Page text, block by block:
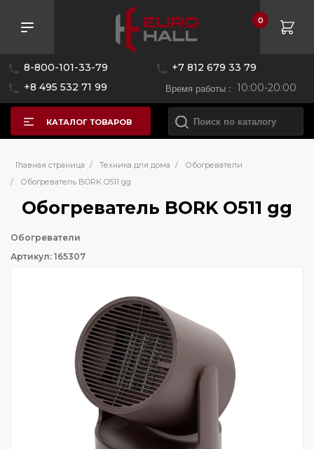
8-800-101-33-79
+7 812 679 33 79
+8 495 532 71 99
Время работы : 10:00-20:00
0
КАТАЛОГ ТОВАРОВ
Главная страница / Техника для дома /
Обогреватели
/
Обогреватель BORK O511 gg
Обогреватель BORK O511 gg
Обогреватели
Артикул: 165307